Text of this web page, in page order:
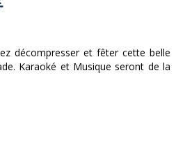
décompresser et fêter cette belle
Karaoké et Musique seront de la